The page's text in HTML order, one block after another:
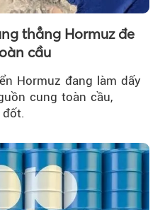
thẳng Hormuz đe
cầu
Hormuz đang làm dấy
cung toàn cầu,